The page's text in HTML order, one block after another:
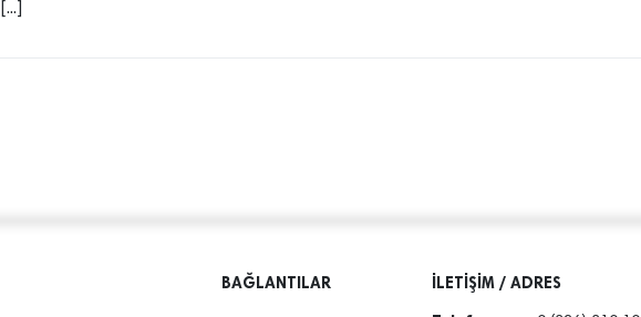
[...]
BAĞLANTILAR
İLETİŞİM / ADRES